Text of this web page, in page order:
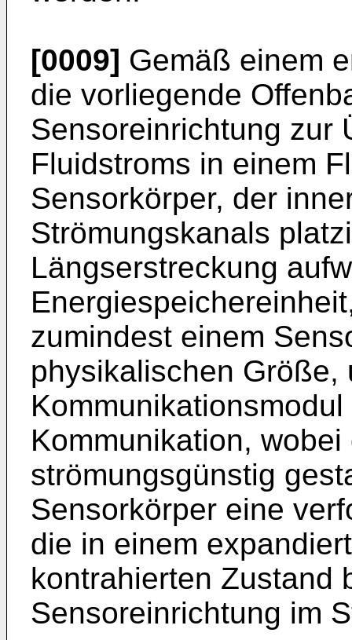
[0009] Gemäß einem
die vorliegende
Sensoreinrichtung zur
Fluidstroms in einem
Sensorkörper, der
Strömungskanals
Längserstreckung
zumindest einem
physikalischen Größe,
Kommunikation,
strömungsgünstig
Sensorkörper eine
die in einem
kontrahierten Zustand
Sensoreinrichtung im